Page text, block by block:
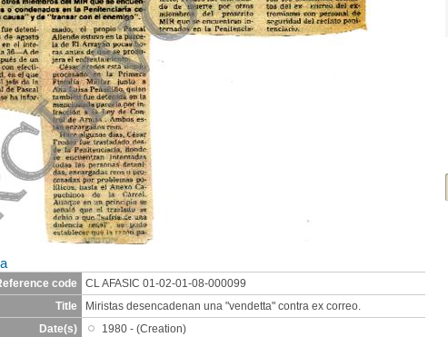
code
CL AFASIC 01-02-01-08-000099
Title
Miristas desencadenan una "vendetta" contra ex correo.
Date(s)
1980 - (Creation)